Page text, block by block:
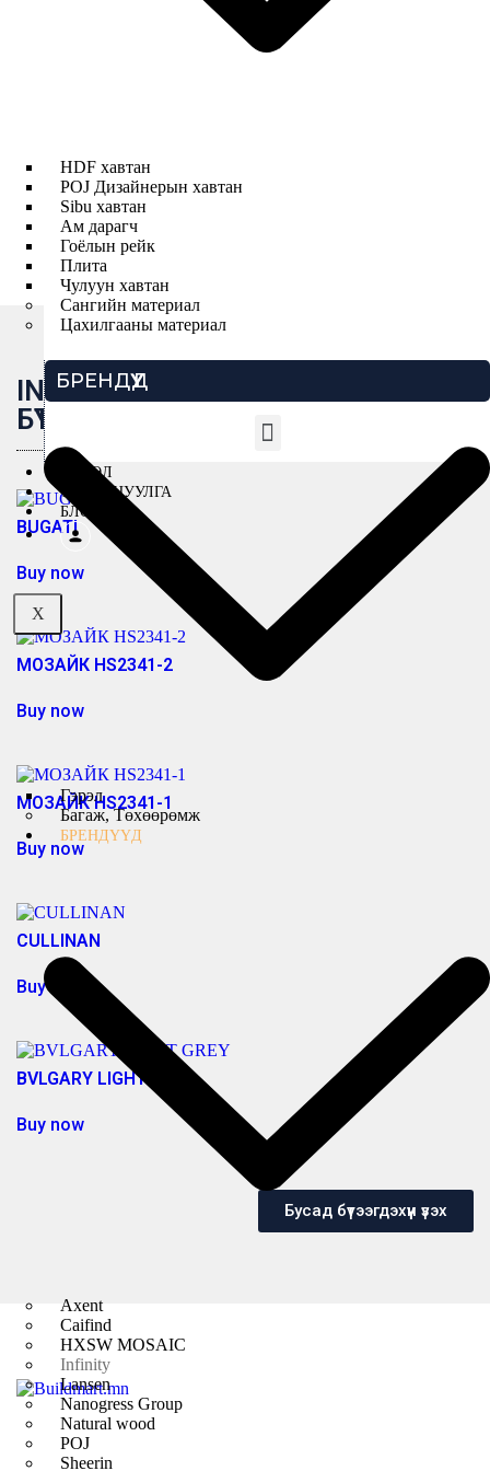
Каталоги
БРЕНДҮҮД
ТӨСӨЛ
ТАНИЛЦУУЛГА
БЛОГ
X
HDF хавтан
POJ Дизайнерын хавтан
Sibu хавтан
Ам дарагч
Гоёлын рейк
Плита
Чулуун хавтан
Сангийн материал
Цахилгааны материал
Гэрэл
Багаж, Төхөөрөмж
БРЕНДҮҮД
Axent
Caifind
HXSW MOSAIC
Infinity
Lansen
Nanogress Group
Natural wood
POJ
Sheerin
дизайнд суурилсан шийдэл бөгөөд функциональ
байдал болон гоо зүйг хослуулсан, орчин
үеийн интерьерийн шаардлагад нийцсэн
INFINITYБРЕНДИЙН
БҮТЭЭГДЭХҮҮНҮҮД
BUGATI
Buy now
МОЗАЙК HS2341-2
Buy now
МОЗАЙК HS2341-1
Buy now
CULLINAN
Buy now
BVLGARY LIGHT GREY
Buy now
Бусад бүтээгдэхүүн үзэх